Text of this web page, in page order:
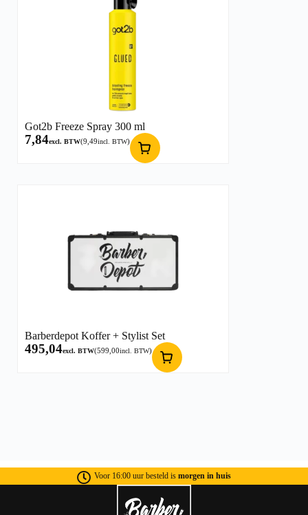
Got2b Freeze Spray 300 ml
7,84excl. BTW(9,49incl. BTW)
Barberdepot Koffer + Stylist Set
495,04excl. BTW(599,00incl. BTW)
Voor 16:00 uur besteld is morgen in huis